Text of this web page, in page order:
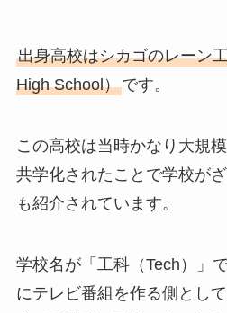
出身高校はシカゴのレーン
High School）です。
この高校は当時かなり大規
共学化されたことで学校が
も紹介されています。
学校名が「工科（Tech）」
にテレビ番組を作る側とし